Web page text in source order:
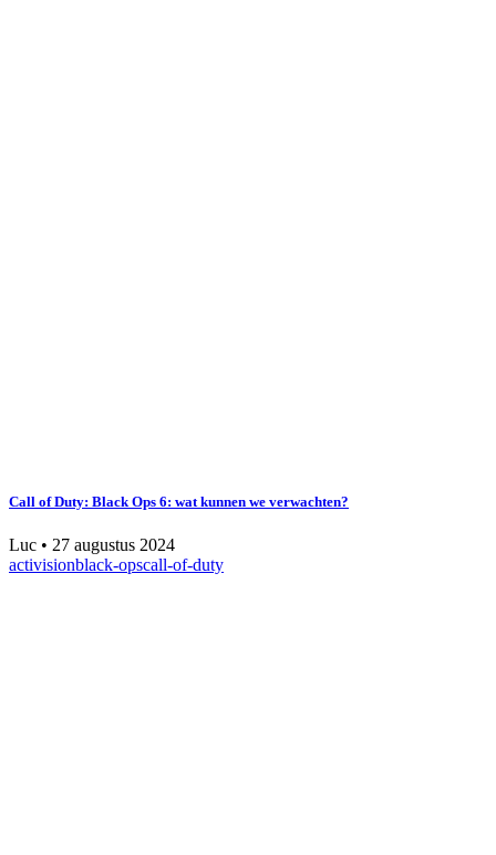
Call of Duty: Black Ops 6: wat kunnen we verwachten?
Luc • 27 augustus 2024
activisionblack-opscall-of-duty